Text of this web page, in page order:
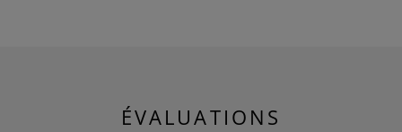
ÉVALUATIONS